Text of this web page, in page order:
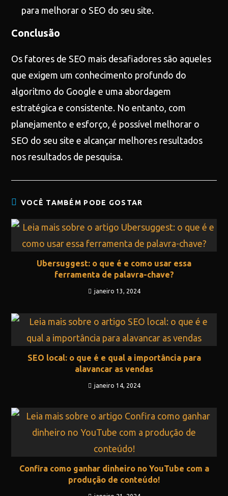
para melhorar o SEO do seu site.
Conclusão
Os fatores de SEO mais desafiadores são aqueles
que exigem um conhecimento profundo do
algoritmo do Google e uma abordagem
estratégica e consistente. No entanto, com
planejamento e esforço, é possível melhorar o
SEO do seu site e alcançar melhores resultados
nos resultados de pesquisa.
VOCÊ TAMBÉM PODE GOSTAR
Ubersuggest: o que é e como usar essa
ferramenta de palavra-chave?
janeiro 13, 2024
SEO local: o que é e qual a importância para
alavancar as vendas
janeiro 14, 2024
Confira como ganhar dinheiro no YouTube com a
produção de conteúdo!